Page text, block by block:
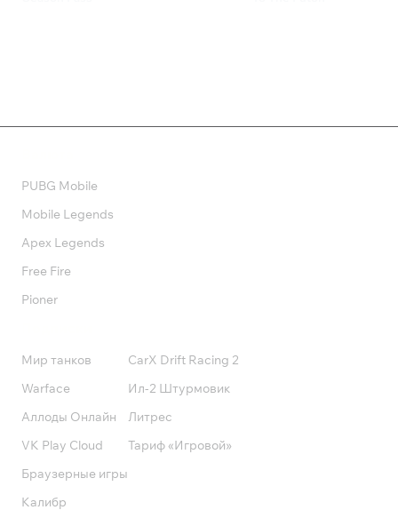
PUBG Mobile
Mobile Legends
Apex Legends
Free Fire
Pioner
Мир танков
Warface
Аллоды Онлайн
VK Play Cloud
Браузерные игры
Калибр
CarX Drift Racing 2
Ил-2 Штурмовик
Литрес
Тариф «Игровой»